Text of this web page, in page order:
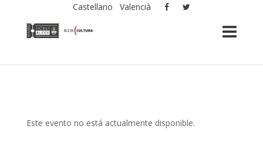
Castellano Valencià
Este evento no está actualmente disponible.